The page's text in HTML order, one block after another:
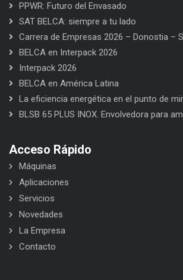
PPWR: Futuro del Envasado
SAT BELCA: siempre a tu lado
Carrera de Empresas 2026 – Donostia –
BELCA en Interpack 2026
Interpack 2026
BELCA en América Latina
La eficiencia energética en el punto de
BLSB 65 PLUS INOX. Envolvedora para
Acceso Rápido
Máquinas
Aplicaciones
Servicios
Novedades
La Empresa
Contacto